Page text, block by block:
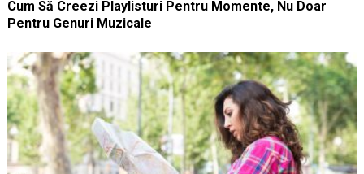
Cum Să Creezi Playlisturi Pentru Momente, Nu Doar
Pentru Genuri Muzicale